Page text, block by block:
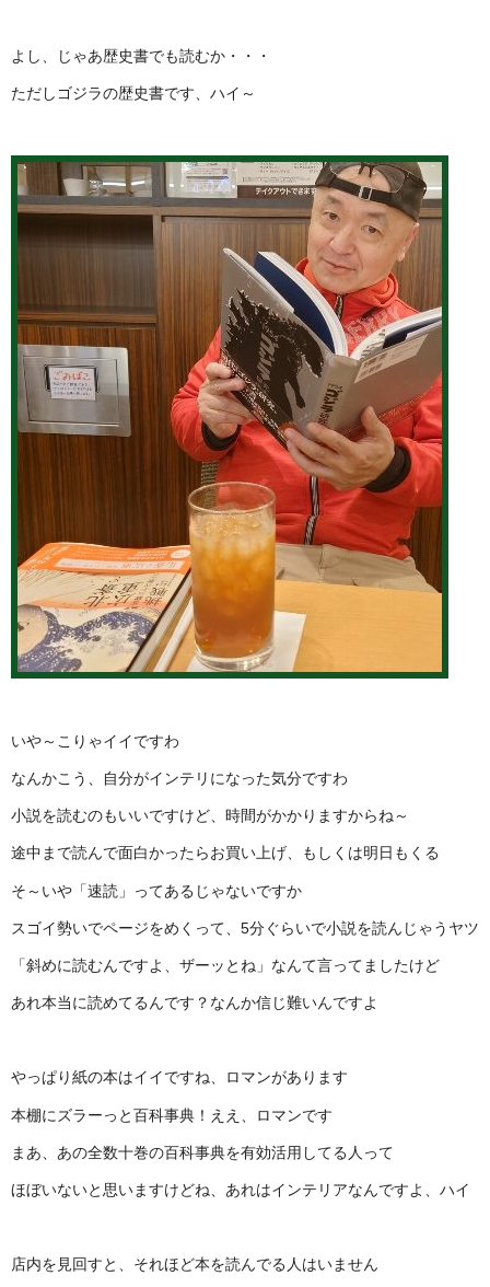
よし、じゃあ歴史書でも読むか・・・
ただしゴジラの歴史書です、ハイ～
いや～こりゃイイですわ
なんかこう、自分がインテリになった気分ですわ
小説を読むのもいいですけど、時間がかかりますからね～
途中まで読んで面白かったらお買い上げ、もしくは明日もくる
そ～いや「速読」ってあるじゃないですか
スゴイ勢いでページをめくって、5分ぐらいで小説を読んじゃうヤツ
「斜めに読むんですよ、ザーッとね」なんて言ってましたけど
あれ本当に読めてるんです？なんか信じ難いんですよ
やっぱり紙の本はイイですね、ロマンがあります
本棚にズラーっと百科事典！ええ、ロマンです
まあ、あの全数十巻の百科事典を有効活用してる人って
ほぼいないと思いますけどね、あれはインテリアなんですよ、ハイ
店内を見回すと、それほど本を読んでる人はいません